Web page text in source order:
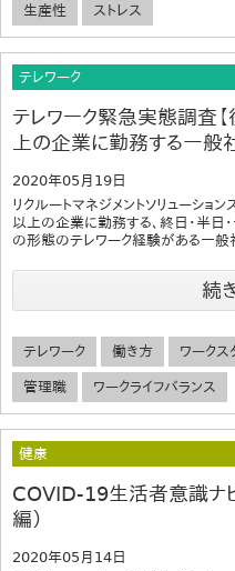
生産性 ストレス
テレワーク
テレワーク緊急実態調査
上の企業に勤務する一般
2020年05月19日
リクルートマネジメントソリューシ
以上の企業に勤務する、終日・半日
の形態のテレワーク経験がある一
続
テレワーク 働き方 ワークス
管理職 ワークライフバランス
健康
COVID-19生活者意識ナ
編）
2020年05月14日